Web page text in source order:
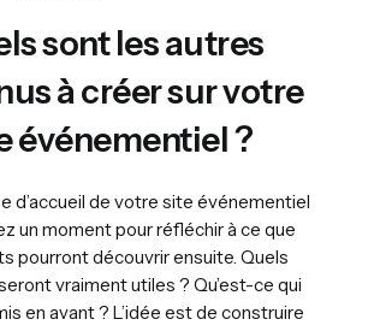
sont les autres
à créer sur votre
événementiel ?
d’accueil de votre site événementiel
un moment pour réfléchir à ce que
pourront découvrir ensuite. Quels
vraiment utiles ? Qu’est-ce qui
en avant ? L’idée est de construire